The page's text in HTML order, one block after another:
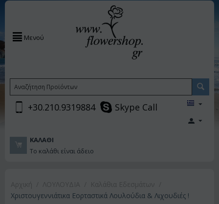
Μενού
+30.210.9319884 Skype Call
ΚΑΛΆΘΙ
Το καλάθι είναι άδειο
Χριστουγεννιάτικα Εορταστικά Λουλούδια & Λιχουδιές !